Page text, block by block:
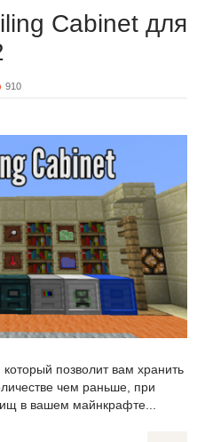
Cabinet для
910
позволит вам хранить
чем раньше, при
в вашем майнкрафте...